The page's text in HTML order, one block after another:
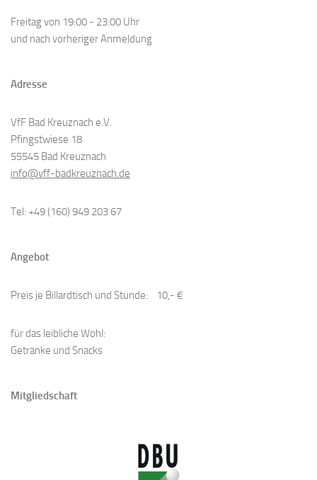
Freitag von 19:00 - 23:00 Uhr
und nach vorheriger Anmeldung
Adresse
VfF Bad Kreuznach e.V.
Pfingstwiese 18
55545 Bad Kreuznach
info@vff-badkreuznach.de
Tel: +49 (160) 949 203 67
Angebot
Preis je Billardtisch und Stunde: 10,- €
​für das leibliche Wohl:
Getränke und Snacks
Mitgliedschaft